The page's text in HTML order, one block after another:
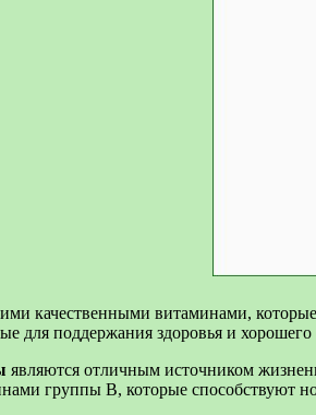
качественными витаминами,
для поддержания здоровья и хорошего
являются отличным источником
группы В, которые способствуют